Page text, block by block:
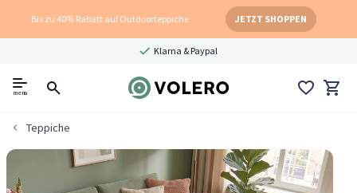
Bis zu 40% Rabatt auf Outdoorteppiche JETZT SHOPPEN
Klarna & Paypal
menu
Teppiche